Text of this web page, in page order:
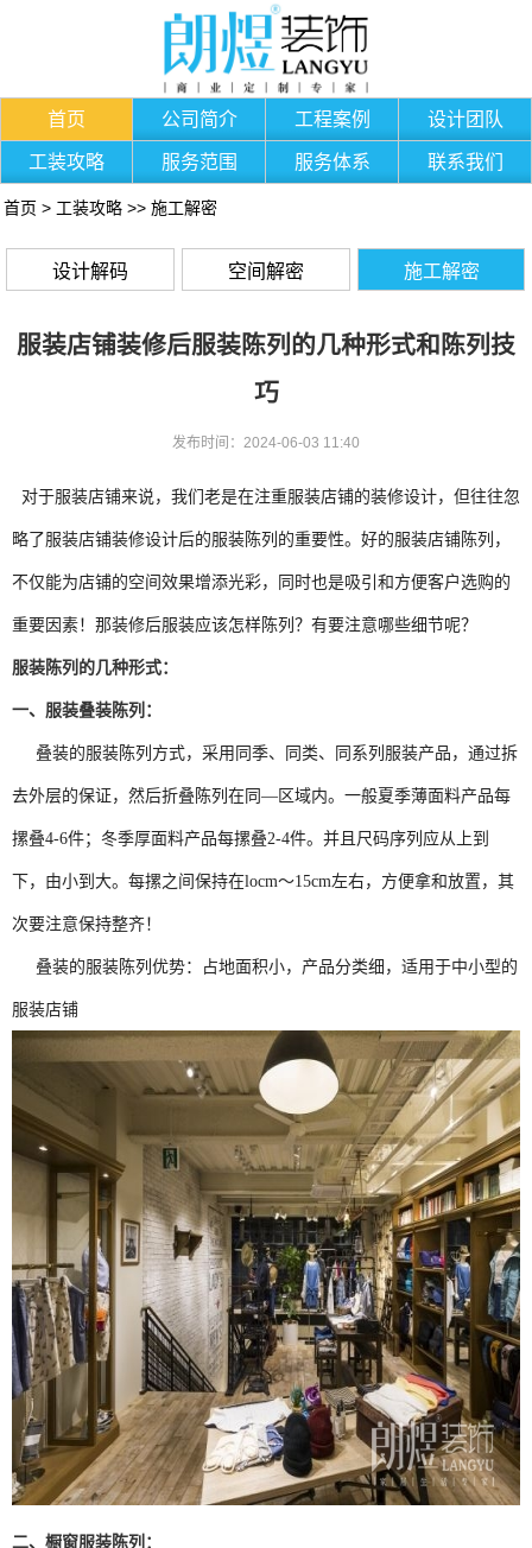
首页 公司简介 工程案例 设计团队
工装攻略 服务范围 服务体系 联系我们
首页 > 工装攻略 >> 施工解密
设计解码 空间解密 施工解密
服装店铺装修后服装陈列的几种形式和陈列技
巧
发布时间：2024-06-03 11:40
对于服装店铺来说，我们老是在注重服装店铺的装修设计，但往往忽
略了服装店铺装修设计后的服装陈列的重要性。好的服装店铺陈列，
不仅能为店铺的空间效果增添光彩，同时也是吸引和方便客户选购的
重要因素！那装修后服装应该怎样陈列？有要注意哪些细节呢？
服装陈列的几种形式：
一、服装叠装陈列：
叠装的服装陈列方式，采用同季、同类、同系列服装产品，通过拆
去外层的保证，然后折叠陈列在同—区域内。一般夏季薄面料产品每
摞叠4-6件；冬季厚面料产品每摞叠2-4件。并且尺码序列应从上到
下，由小到大。每摞之间保持在locm～15cm左右，方便拿和放置，其
次要注意保持整齐！
叠装的服装陈列优势：占地面积小，产品分类细，适用于中小型的
服装店铺
二、橱窗服装陈列：